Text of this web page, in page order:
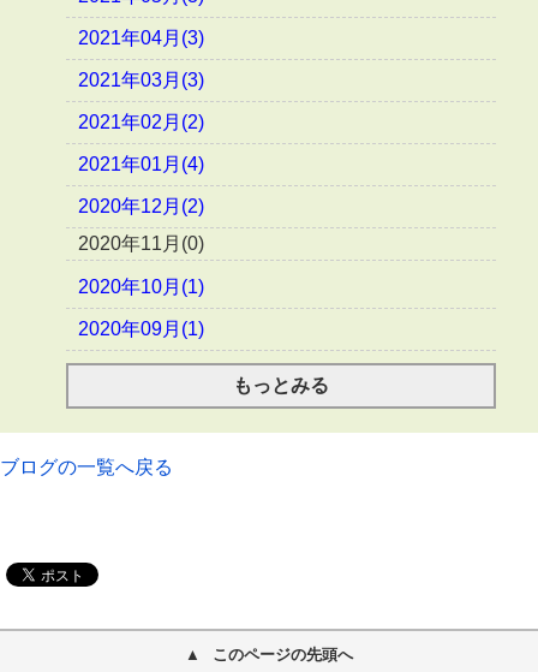
2021年04月(3)
2021年03月(3)
2021年02月(2)
2021年01月(4)
2020年12月(2)
2020年11月(0)
2020年10月(1)
2020年09月(1)
もっとみる
ブログの一覧へ戻る
このページの先頭へ